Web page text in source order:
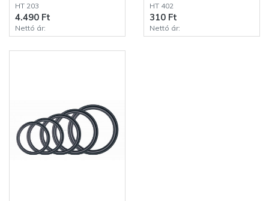
HT 203
4.490 Ft
Nettó ár:
HT 402
310 Ft
Nettó ár: